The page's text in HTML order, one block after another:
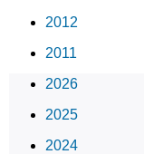
2012
2011
2026
2025
2024